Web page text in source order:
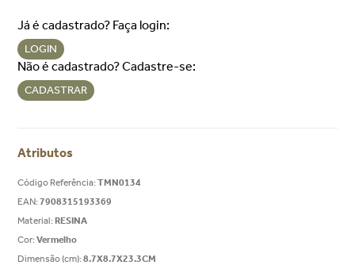
Já é cadastrado? Faça login:
LOGIN
Não é cadastrado? Cadastre-se:
CADASTRAR
Atributos
Código Referência:TMN0134
EAN:7908315193369
Material:RESINA
Cor:Vermelho
Dimensão (cm):8.7X8.7X23.3CM